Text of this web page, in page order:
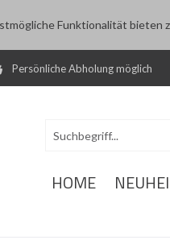
Funktionalität bieten
Persönliche Abholung möglich
HOME